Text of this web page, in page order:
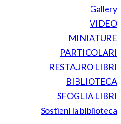
Gallery
VIDEO
MINIATURE
PARTICOLARI
RESTAURO LIBRI
BIBLIOTECA
SFOGLIA LIBRI
Sostieni la biblioteca